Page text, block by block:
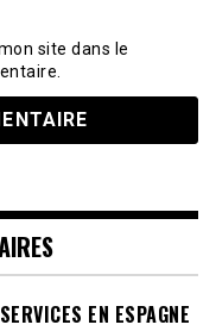
site dans le
EN ESPAGNE